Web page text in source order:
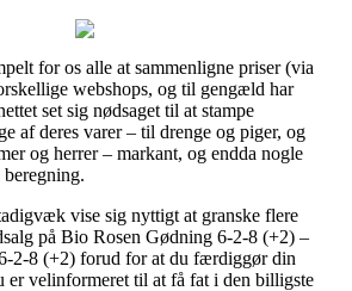
for os alle at sammenligne priser (via
webshops, og til gengæld har
set sig nødsaget til at stampe
af deres varer – til drenge og piger, og
og herrer – markant, og endda nogle
vise sig nyttigt at granske flere
på Bio Rosen Gødning 6-2-8 (+2) –
2-8 (+2) forud for at du færdiggør din
er velinformeret til at få fat i den billigste